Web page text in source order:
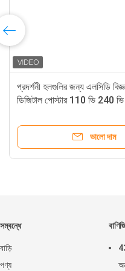
প্রদর্শনী হলগুলির জন্য এলসিডি
ডিজিটাল পোস্টার 110 ভি 240 ভি
ভালো দাম
সম্বন্ধে
বাড়ি
পণ্য